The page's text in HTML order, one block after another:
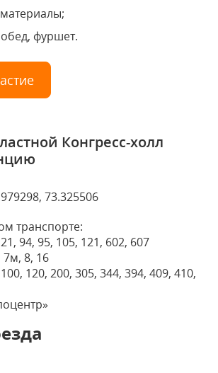
фуршет.
Конгресс-холл
73.325506
транспорте:
94, 95, 105, 121, 602, 607
8, 16
120, 200, 305, 344, 394, 409, 410,